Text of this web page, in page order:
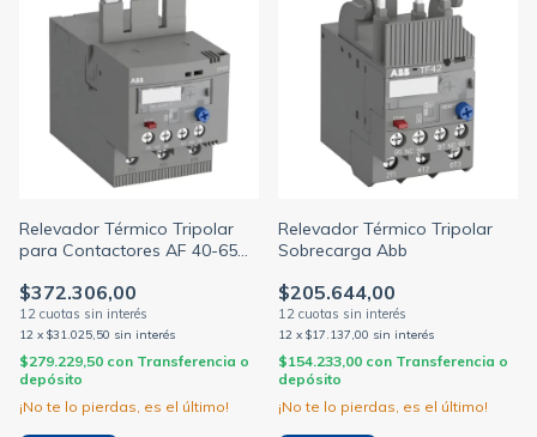
Relevador Térmico Tripolar
para Contactores AF 40-65
$372.306,00
12 x $31.025,50 sin interés
$279.229,50 con Transferencia o
depósito
¡No te lo pierdas, es el último!
Relevador Térmico Tripolar
Sobrecarga Abb
$205.644,00
12 x $17.137,00 sin interés
$154.233,00 con Transferencia o
depósito
¡No te lo pierdas, es el último!